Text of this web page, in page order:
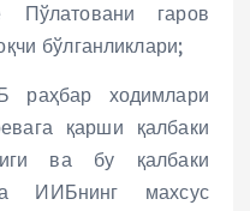
гаров
бўлганликлари;
раҳбар ходимлари
қарши қалбаки
ва бу қалбаки
ИИБнинг махсус